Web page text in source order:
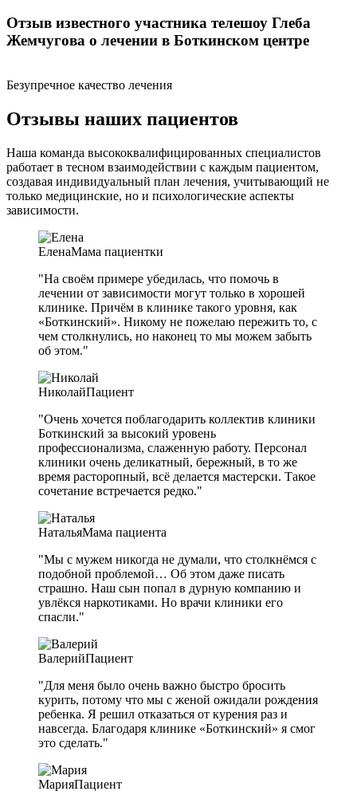
Отзыв известного участника телешоу Глеба
Жемчугова о лечении в Боткинском центре
Безупречное качество лечения
Отзывы наших пациентов
Наша команда высококвалифицированных специалистов
работает в тесном взаимодействии с каждым пациентом,
создавая индивидуальный план лечения, учитывающий не
только медицинские, но и психологические аспекты
зависимости.
ЕленаМама пациентки
"На своём примере убедилась, что помочь в
лечении от зависимости могут только в хорошей
клинике. Причём в клинике такого уровня, как
«Боткинский». Никому не пожелаю пережить то, с
чем столкнулись, но наконец то мы можем забыть
об этом."
НиколайПациент
"Очень хочется поблагодарить коллектив клиники
Боткинский за высокий уровень
профессионализма, слаженную работу. Персонал
клиники очень деликатный, бережный, в то же
время расторопный, всё делается мастерски. Такое
сочетание встречается редко."
НатальяМама пациента
"Мы с мужем никогда не думали, что столкнёмся с
подобной проблемой… Об этом даже писать
страшно. Наш сын попал в дурную компанию и
увлёкся наркотиками. Но врачи клиники его
спасли."
ВалерийПациент
"Для меня было очень важно быстро бросить
курить, потому что мы с женой ожидали рождения
ребенка. Я решил отказаться от курения раз и
навсегда. Благодаря клинике «Боткинский» я смог
это сделать."
МарияПациент